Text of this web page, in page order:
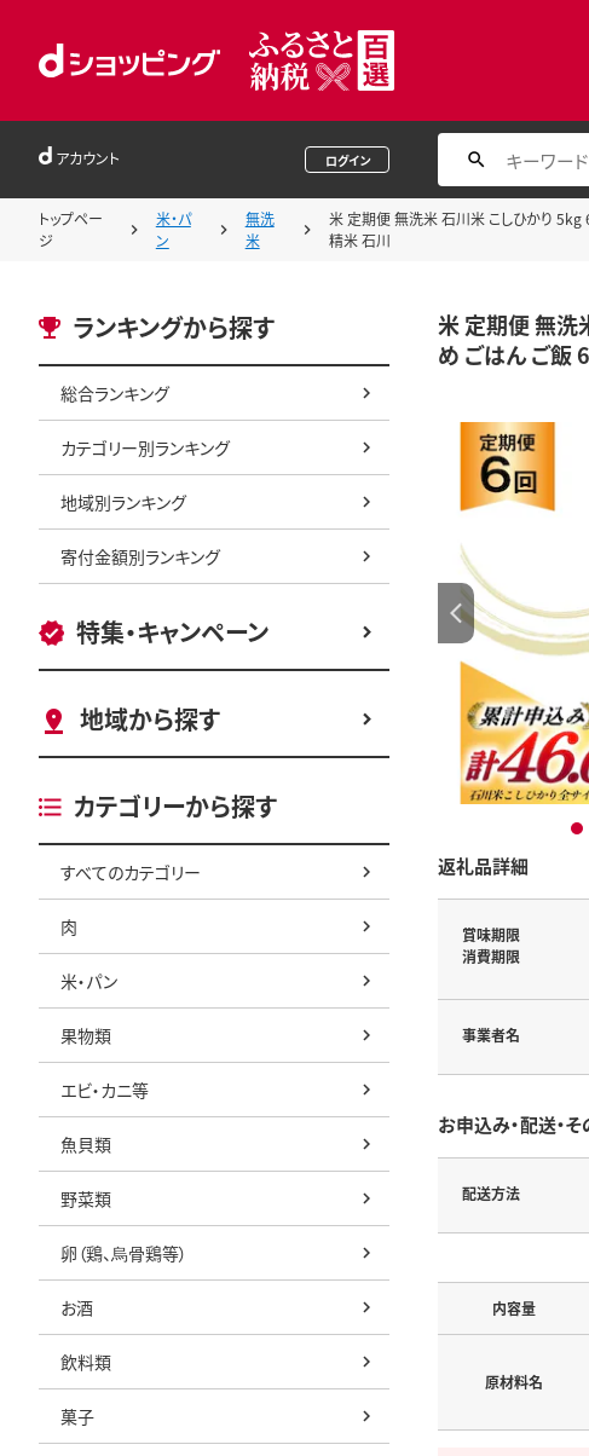
アカウント ログイン
トップペー
ジ
米・パ
ン
無洗
米
米 定期便 無洗米 石川米 こしひかり 5kg
精米 石川
ランキングから探す
総合ランキング
カテゴリー別ランキング
地域別ランキング
寄付金額別ランキング
特集・キャンペーン
地域から探す
カテゴリーから探す
すべてのカテゴリー
肉
米・パン
果物類
エビ・カニ等
魚貝類
野菜類
卵（鶏、烏骨鶏等）
お酒
飲料類
菓子
米 定期便 無洗
め ごはん ご飯
1
返礼品詳細
賞味期限
消費期限
事業者名
お申込み・配送・
配送方法
内容量
原材料名